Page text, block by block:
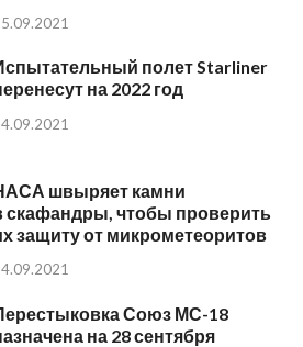
полет Starliner
на 2022 год
швыряет камни
скафандры, чтобы проверить
защиту от микрометеоритов
Союз МС-18
на 28 сентября